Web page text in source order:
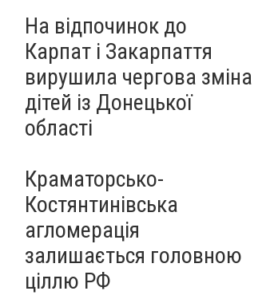
На відпочинок до
Карпат і Закарпаття
вирушила чергова зміна
дітей із Донецької
області
Краматорсько-
Костянтинівська
агломерація
залишається головною
ціллю РФ